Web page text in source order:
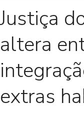
Justiça
altera
extras